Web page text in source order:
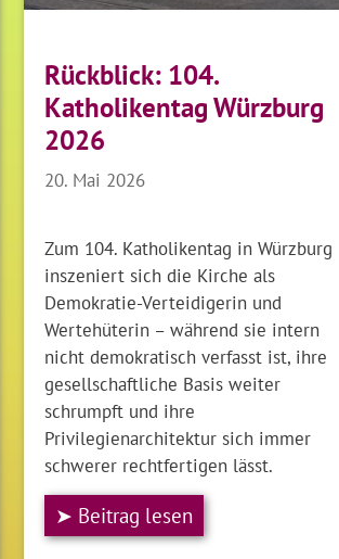
Rückblick: 104.
Katholikentag Würzburg
2026
20. Mai 2026
Zum 104. Katholikentag in Würzburg
inszeniert sich die Kirche als
Demokratie-Verteidigerin und
Wertehüterin – während sie intern
nicht demokratisch verfasst ist, ihre
gesellschaftliche Basis weiter
schrumpft und ihre
Privilegienarchitektur sich immer
schwerer rechtfertigen lässt.
➤ Beitrag lesen